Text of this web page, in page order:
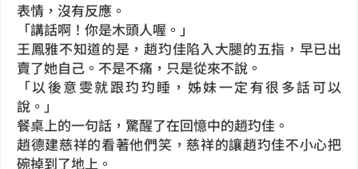
表情，沒有反應。
「講話啊！你是木頭人喔。」
王鳳雅不知道的是，趙玓佳陷入大腿的五指，早已出
賣了她自己。不是不痛，只是從來不說。
「以後意雯就跟玓玓睡，姊妹一定有很多話可以
說。」
餐桌上的一句話，驚醒了在回憶中的趙玓佳。
趙德建慈祥的看著他們笑，慈祥的讓趙玓佳不小心把
碗掉到了地上。